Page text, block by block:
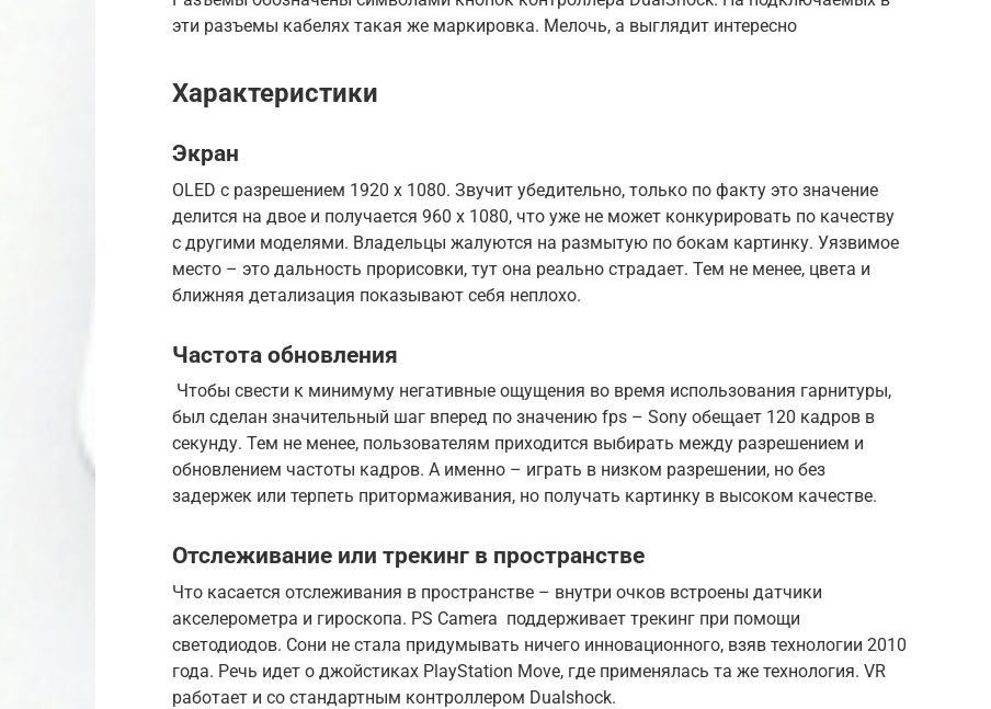
эти разъемы кабелях такая же маркировка. Мелочь, а выглядит интересно
Характеристики
Экран
OLED с разрешением 1920 x 1080. Звучит убедительно, только по факту это значение
делится на двое и получается 960 x 1080, что уже не может конкурировать по качеству
с другими моделями. Владельцы жалуются на размытую по бокам картинку. Уязвимое
место – это дальность прорисовки, тут она реально страдает. Тем не менее, цвета и
ближняя детализация показывают себя неплохо.
Частота обновления
Чтобы свести к минимуму негативные ощущения во время использования гарнитуры,
был сделан значительный шаг вперед по значению fps – Sony обещает 120 кадров в
секунду. Тем не менее, пользователям приходится выбирать между разрешением и
обновлением частоты кадров. А именно – играть в низком разрешении, но без
задержек или терпеть притормаживания, но получать картинку в высоком качестве.
Отслеживание или трекинг в пространстве
Что касается отслеживания в пространстве – внутри очков встроены датчики
акселерометра и гироскопа. PS Camera поддерживает трекинг при помощи
светодиодов. Сони не стала придумывать ничего инновационного, взяв технологии 2010
года. Речь идет о джойстиках PlayStation Move, где применялась та же технология. VR
работает и со стандартным контроллером Dualshock.